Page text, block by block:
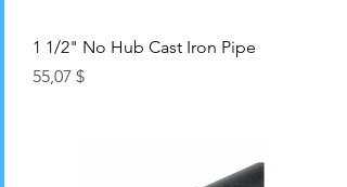
1 1/2" No Hub Cast Iron Pipe
Цена
55,07 $